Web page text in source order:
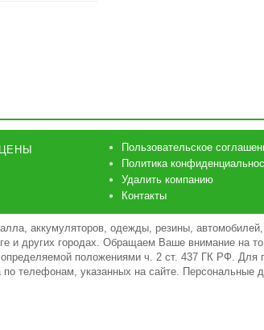
ЦЕНЫ
Пользовательское
Политика
Удалить компанию
Контакты
аккумуляторов, одежды, резины,
и других городах. Обращаем Ваше внимание на
положениями ч. 2 ст. 437 ГК РФ. Для
по телефонам, указанных на сайте. Персональные